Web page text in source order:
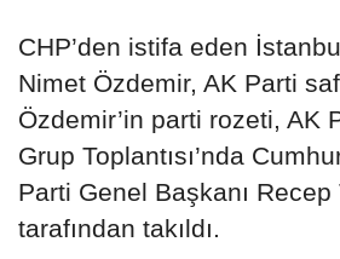
CHP’den istifa eden
Nimet Özdemir, AK Parti
Özdemir’in parti rozeti, AK
Grup Toplantısı’nda
Parti Genel Başkanı
tarafından takıldı.